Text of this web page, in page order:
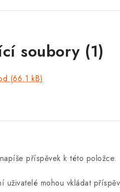
soubory (1)
(66.1 kB)
příspěvek k této položce.
uživatelé mohou vkládat